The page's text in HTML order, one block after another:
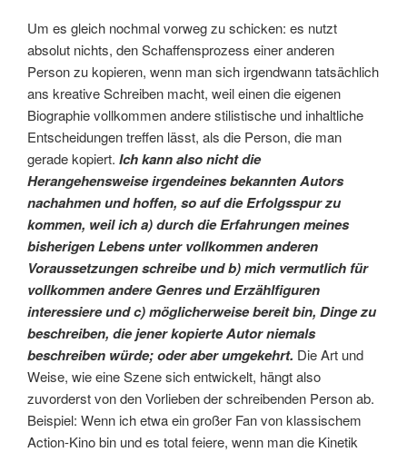
Um es gleich nochmal vorweg zu schicken: es nutzt
absolut nichts, den Schaffensprozess einer anderen
Person zu kopieren, wenn man sich irgendwann tatsächlich
ans kreative Schreiben macht, weil einen die eigenen
Biographie vollkommen andere stilistische und inhaltliche
Entscheidungen treffen lässt, als die Person, die man
gerade kopiert. Ich kann also nicht die
Herangehensweise irgendeines bekannten Autors
nachahmen und hoffen, so auf die Erfolgsspur zu
kommen, weil ich a) durch die Erfahrungen meines
bisherigen Lebens unter vollkommen anderen
Voraussetzungen schreibe und b) mich vermutlich für
vollkommen andere Genres und Erzählfiguren
interessiere und c) möglicherweise bereit bin, Dinge zu
beschreiben, die jener kopierte Autor niemals
beschreiben würde; oder aber umgekehrt. Die Art und
Weise, wie eine Szene sich entwickelt, hängt also
zuvorderst von den Vorlieben der schreibenden Person ab.
Beispiel: Wenn ich etwa ein großer Fan von klassischem
Action-Kino bin und es total feiere, wenn man die Kinetik